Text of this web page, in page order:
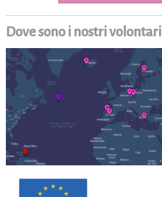
Dove sono i nostri volontari